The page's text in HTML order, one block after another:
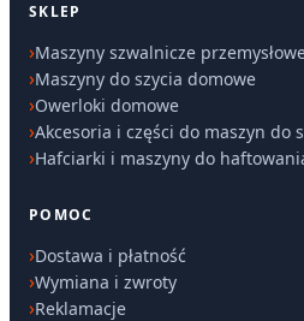
SKLEP
Maszyny szwalnicze
Maszyny do szycia domowe
Owerloki domowe
Akcesoria i części do maszyn do
Hafciarki i maszyny do
POMOC
Dostawa i płatność
Wymiana i zwroty
Reklamacje